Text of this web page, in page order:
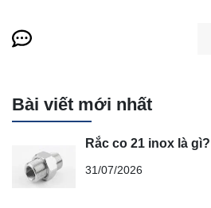
Bài viết mới nhất
Rắc co 21 inox là gì?
31/07/2026